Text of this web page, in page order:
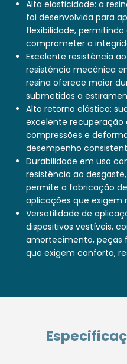
Alta elasticidade: a
foi desenvolvida para
flexibilidade,
comprometer a
Excelente resistência
resistência mecânica
resina oferece maior
submetidos a
Alto retorno elástico:
excelente recuperação
compressões e
desempenho
Durabilidade em uso
resistência ao
permite a fabricação
aplicações que
Versatilidade de
dispositivos vestíveis,
amortecimento, peças
que exigem conforto,